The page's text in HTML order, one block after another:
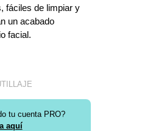
fáciles de limpiar y
un acabado
facial.
tu cuenta PRO?
aquí